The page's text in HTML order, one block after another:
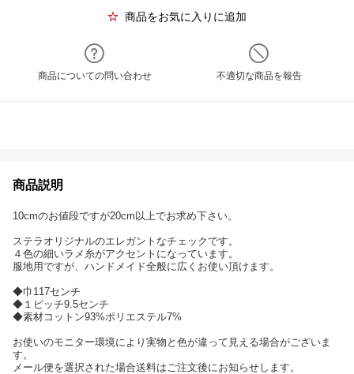
商品をお気に入りに追加
商品についての問い合わせ 不適切な商品を報告
商品説明
10cmのお値段ですが20cm以上でお求め下さい。
ステラオリジナルのエレガントなチェックです。
４色の細いラメ糸がアクセントになっています。
服地用ですが、ハンドメイド全般に広くお使い頂けます。
◆巾117センチ
◆１ピッチ9.5センチ
◆素材コットン93%ポリエステル7%
お使いのモニター環境により実物と色が違って見える場合がございま
す。
メール便を選択された場合送料はご注文後にお知らせします。